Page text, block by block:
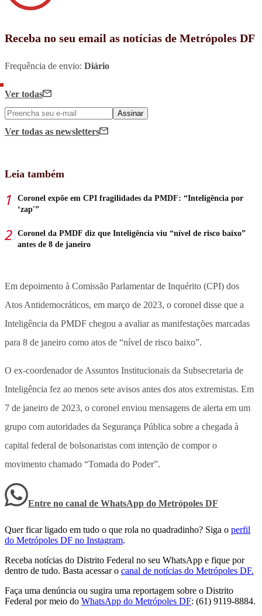
Receba no seu email as notícias de Metrópoles DF
Frequência de envio: Diário
Ver todas
Assinar
Ver todas as newsletters
Leia também
Coronel expõe em CPI fragilidades da PMDF: “Inteligência por
‘zap'”
Coronel da PMDF diz que Inteligência viu “nível de risco baixo”
antes de 8 de janeiro
Em depoimento à Comissão Parlamentar de Inquérito (CPI) dos
Atos Antidemocráticos, em março de 2023, o coronel disse que a
Inteligência da PMDF chegou a avaliar as manifestações marcadas
para 8 de janeiro como atos de “nível de risco baixo”.
O ex-coordenador de Assuntos Institucionais da Subsecretaria de
Inteligência fez ao menos sete avisos antes dos atos extremistas. Em
7 de janeiro de 2023, o coronel enviou mensagens de alerta em um
grupo com autoridades da Segurança Pública sobre a chegada à
capital federal de bolsonaristas com intenção de compor o
movimento chamado “Tomada do Poder”.
Entre no canal de WhatsApp do Metrópoles DF
Quer ficar ligado em tudo o que rola no quadradinho? Siga o perfil
do Metrópoles DF no Instagram.
Receba notícias do Distrito Federal no seu WhatsApp e fique por
dentro de tudo. Basta acessar o canal de notícias do Metrópoles DF.
Faça uma denúncia ou sugira uma reportagem sobre o Distrito
Federal por meio do WhatsApp do Metrópoles DF: (61) 9119-8884.